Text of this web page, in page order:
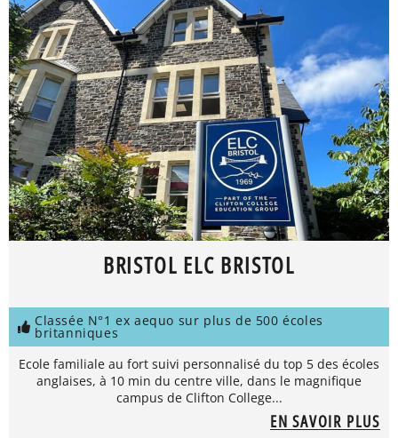
BRISTOL ELC BRISTOL
Classée N°1 ex aequo sur plus de 500 écoles
britanniques
Ecole familiale au fort suivi personnalisé du top 5 des écoles
anglaises, à 10 min du centre ville, dans le magnifique
campus de Clifton College...
EN SAVOIR PLUS